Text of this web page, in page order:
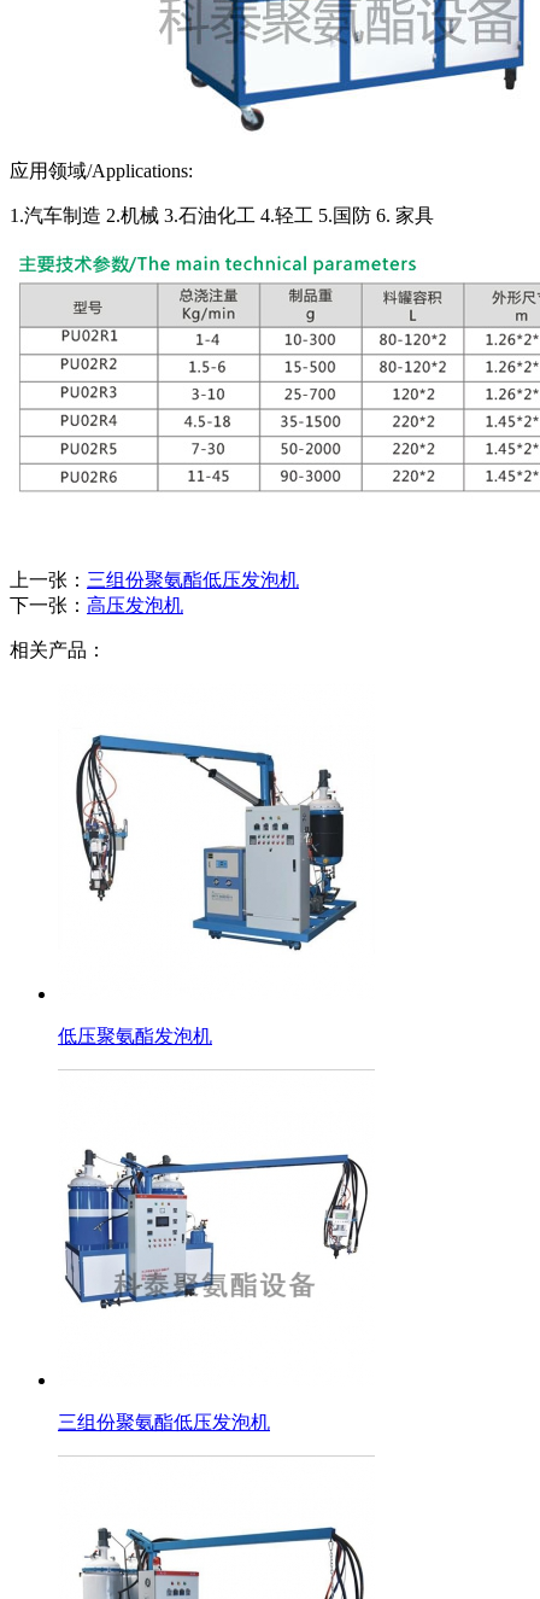
应用领域/Applications:
1.汽车制造 2.机械 3.石油化工 4.轻工 5.国防 6. 家具
上一张： 三组份聚氨酯低压发泡机
下一张： 高压发泡机
相关产品：
低压聚氨酯发泡机
三组份聚氨酯低压发泡机